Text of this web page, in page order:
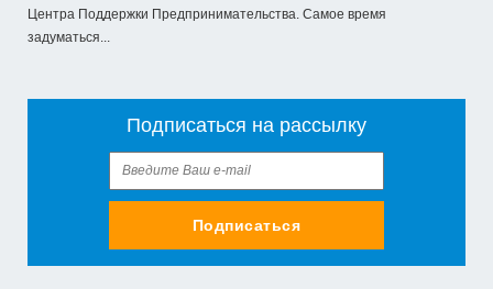
Центра Поддержки Предпринимательства. Самое время
задуматься...
Подписаться на рассылку
Подписаться